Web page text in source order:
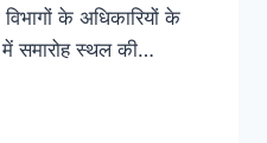
के अधिकारियों के
समारोह स्थल की…